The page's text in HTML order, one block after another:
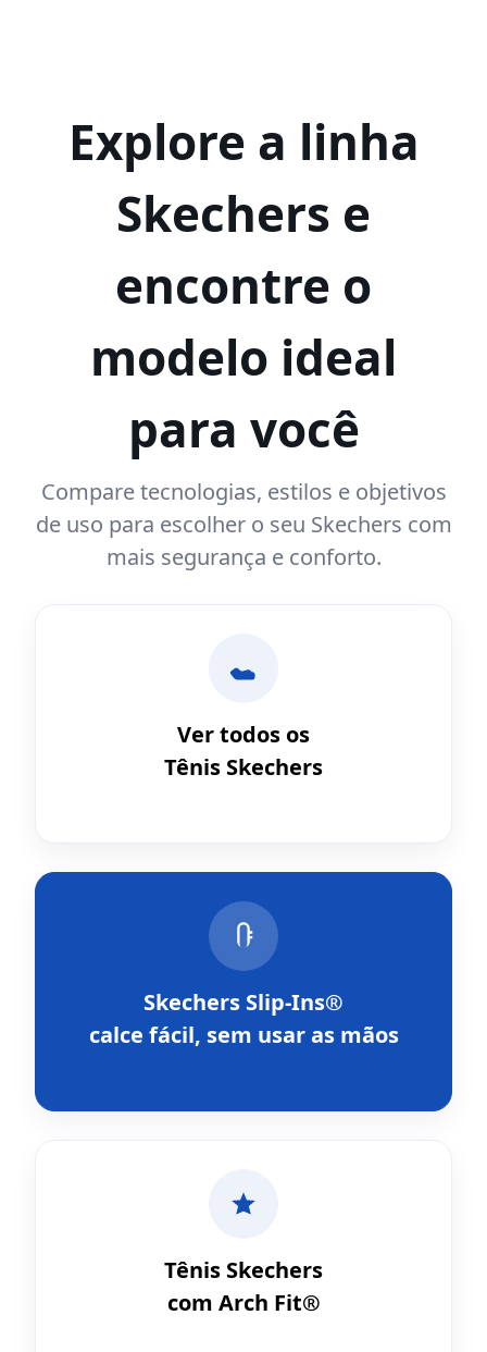
Explore a linha
Skechers e
encontre o
modelo ideal
para você
Compare tecnologias, estilos e objetivos
de uso para escolher o seu Skechers com
mais segurança e conforto.
Ver todos os
Tênis Skechers
Skechers Slip-Ins®
calce fácil, sem usar as mãos
Tênis Skechers
com Arch Fit®